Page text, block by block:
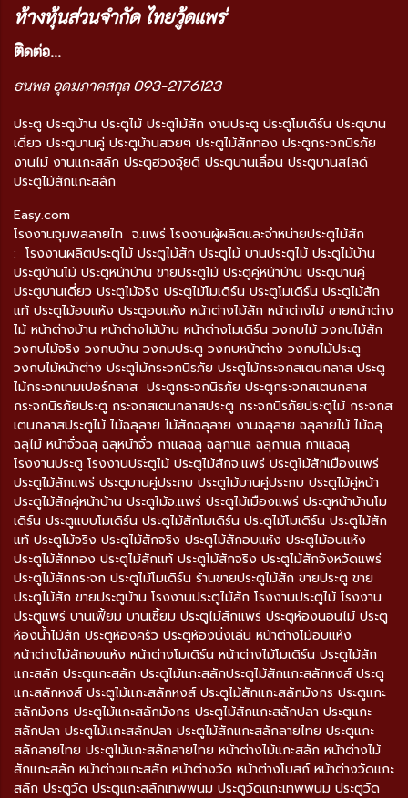
ห้างหุ้นส่วนจำกัด ไทยวู้ดแพร่
ติดต่อ...
ธนพล อุดมภาคสกุล 093-2176123
ประตู ประตูบ้าน ประตูไม้ ประตูไม้สัก งานประตู ประตูโมเดิร์น ประตูบาน
เดี่ยว ประตูบานคู่ ประตูบ้านสวยๆ ประตูไม้สักทอง ประตูกระจกนิรภัย
งานไม้ งานแกะสลัก ประตูฮวงจุ้ยดี ประตูบานเลื่อน ประตูบานสไลด์
ประตูไม้สักแกะสลัก
Easy.com
โรงงานจุมพลลายไท จ.แพร่ โรงงานผู้ผลิตและจำหน่ายประตูไม้สัก
: โรงงานผลิตประตูไม้ ประตูไม้สัก ประตูไม้ บานประตูไม้ ประตูไม้บ้าน
ประตูบ้านไม้ ประตูหน้าบ้าน ขายประตูไม้ ประตูคู่หน้าบ้าน ประตูบานคู่
ประตูบานเดี่ยว ประตูไม้จริง ประตูไม้โมเดิร์น ประตูโมเดิร์น ประตูไม้สัก
แท้ ประตูไม้อบแห้ง ประตูอบแห้ง หน้าต่างไม้สัก หน้าต่างไม้ ขายหน้าต่าง
ไม้ หน้าต่างบ้าน หน้าต่างไม้บ้าน หน้าต่างโมเดิร์น วงกบไม้ วงกบไม้สัก
วงกบไม้จริง วงกบบ้าน วงกบประตู วงกบหน้าต่าง วงกบไม้ประตู
วงกบไม้หน้าต่าง ประตูไม้กระจกนิรภัย ประตูไม้กระจกสเตนกลาส ประตู
ไม้กระจกเทมเปอร์กลาส ประตูกระจกนิรภัย ประตูกระจกสเตนกลาส
กระจกนิรภัยประตู กระจกสเตนกลาสประตู กระจกนิรภัยประตูไม้ กระจกส
เตนกลาสประตูไม้ ไม้ฉลุลาย ไม้สักฉลุลาย งานฉลุลาย ฉลุลายไม้ ไม้ฉลุ
ฉลุไม้ หน้าจั่วฉลุ ฉลุหน้าจั่ว กาแลฉลุ ฉลุกาแล ฉลุกาแล กาแลฉลุ
โรงงานประตู โรงงานประตูไม้ ประตูไม้สักจ.แพร่ ประตูไม้สักเมืองแพร่
ประตูไม้สักแพร่ ประตูบานคู่ประกบ ประตูไม้บานคู่ประกบ ประตูไม้คู่หน้า
ประตูไม้สักคู่หน้าบ้าน ประตูไม้จ.แพร่ ประตูไม้เมืองแพร่ ประตูหน้าบ้านโม
เดิร์น ประตูแบบโมเดิร์น ประตูไม้สักโมเดิร์น ประตูไม้โมเดิร์น ประตูไม้สัก
แท้ ประตูไม้จริง ประตูไม้สักจริง ประตูไม้สักอบแห้ง ประตูไม้อบแห้ง
ประตูไม้สักทอง ประตูไม้สักแท้ ประตูไม้สักจริง ประตูไม้สักจังหวัดแพร่
ประตูไม้สักกระจก ประตูไม้โมเดิร์น ร้านขายประตูไม้สัก ขายประตู ขาย
ประตูไม้สัก ขายประตูบ้าน โรงงานประตูไม้สัก โรงงานประตูไม้ โรงงาน
ประตูแพร่ บานเฟี้ยม บานเซี้ยม ประตูไม้สักแพร่ ประตูห้องนอนไม้ ประตู
ห้องน้ำไม้สัก ประตูห้องครัว ประตูห้องนั่งเล่น หน้าต่างไม้อบแห้ง
หน้าต่างไม้สักอบแห้ง หน้าต่างโมเดิร์น หน้าต่างไม้โมเดิร์น ประตูไม้สัก
แกะสลัก ประตูแกะสลัก ประตูไม้แกะสลักประตูไม้สักแกะสลักหงส์ ประตู
แกะสลักหงส์ ประตูไม้แกะสลักหงส์ ประตูไม้สักแกะสลักมังกร ประตูแกะ
สลักมังกร ประตูไม้แกะสลักมังกร ประตูไม้สักแกะสลักปลา ประตูแกะ
สลักปลา ประตูไม้แกะสลักปลา ประตูไม้สักแกะสลักลายไทย ประตูแกะ
สลักลายไทย ประตูไม้แกะสลักลายไทย หน้าต่างไม้แกะสลัก หน้าต่างไม้
สักแกะสลัก หน้าต่างแกะสลัก หน้าต่างวัด หน้าต่างโบสถ์ หน้าต่างวัดแกะ
สลัก ประตูวัด ประตูแกะสลักเทพพนม ประตูวัดแกะเทพพนม ประตูวัด